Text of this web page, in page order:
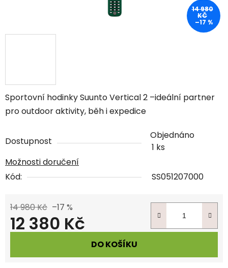
Sportovní hodinky Suunto Vertical 2 –ideální partner
pro outdoor aktivity, běh i expedice
Dostupnost
Objednáno
1 ks
Možnosti doručení
Kód:
SS051207000
14 980 Kč –17 %
12 380 Kč
DO KOŠÍKU
14 980
KČ
–17 %